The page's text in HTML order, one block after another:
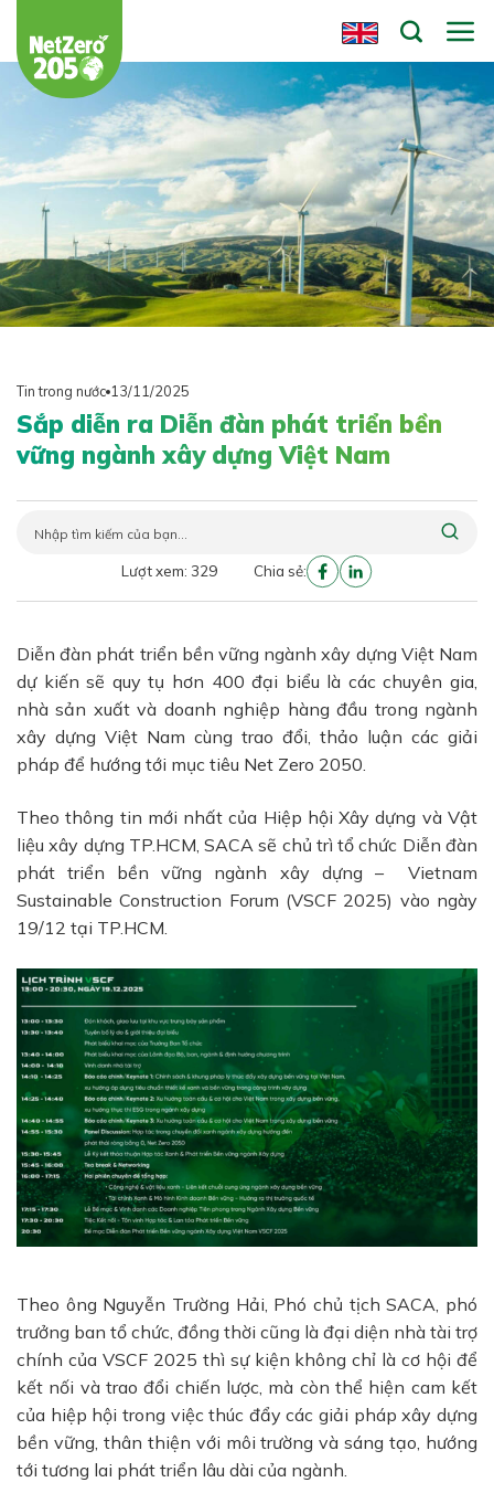
đến
nội
dung
Tin trong nước 13/11/2025
Sắp diễn ra Diễn đàn phát triển bền
vững ngành xây dựng Việt Nam
Lượt xem: 329 Chia sẻ:
Diễn đàn phát triển bền vững ngành xây dựng Việt Nam
dự kiến sẽ quy tụ hơn 400 đại biểu là các chuyên gia,
nhà sản xuất và doanh nghiệp hàng đầu trong ngành
xây dựng Việt Nam cùng trao đổi, thảo luận các giải
pháp để hướng tới mục tiêu Net Zero 2050.
Theo thông tin mới nhất của Hiệp hội Xây dựng và Vật
liệu xây dựng TP.HCM, SACA sẽ chủ trì tổ chức Diễn đàn
phát triển bền vững ngành xây dựng – Vietnam
Sustainable Construction Forum (VSCF 2025) vào ngày
19/12 tại TP.HCM.
Theo ông Nguyễn Trường Hải, Phó chủ tịch SACA, phó
trưởng ban tổ chức, đồng thời cũng là đại diện nhà tài trợ
chính của VSCF 2025 thì sự kiện không chỉ là cơ hội để
kết nối và trao đổi chiến lược, mà còn thể hiện cam kết
của hiệp hội trong việc thúc đẩy các giải pháp xây dựng
bền vững, thân thiện với môi trường và sáng tạo, hướng
tới tương lai phát triển lâu dài của ngành.